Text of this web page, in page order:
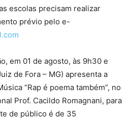
escolas precisam realizar
prévio pelo e-
em 01 de agosto, às 9h30 e
de Fora – MG) apresenta a
“Rap é poema também”, no
Prof. Cacildo Romagnani, para
de público é de 35